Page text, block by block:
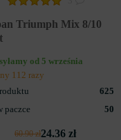
Triumph Mix 8/10
od 5 września
112 razy
625
paczce
50
60.90 zł24.36 zł